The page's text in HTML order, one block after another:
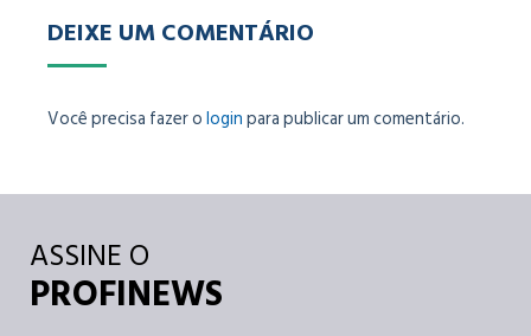
DEIXE UM COMENTÁRIO
Você precisa fazer ologinpara publicar um comentário.
ASSINE O
PROFINEWS